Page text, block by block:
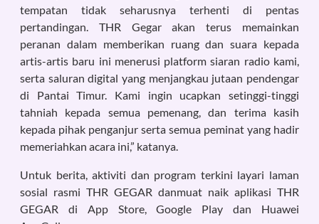
tempatan tidak seharusnya terhenti di pentas
pertandingan. THR Gegar akan terus memainkan
peranan dalam memberikan ruang dan suara kepada
artis-artis baru ini menerusi platform siaran radio kami,
serta saluran digital yang menjangkau jutaan pendengar
di Pantai Timur. Kami ingin ucapkan setinggi-tinggi
tahniah kepada semua pemenang, dan terima kasih
kepada pihak penganjur serta semua peminat yang hadir
memeriahkan acara ini,” katanya.
Untuk berita, aktiviti dan program terkini layari laman
sosial rasmi THR GEGAR danmuat naik aplikasi THR
GEGAR di App Store, Google Play dan Huawei